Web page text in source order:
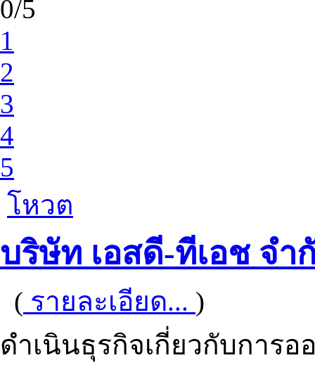
0/5
1
2
3
4
5
โหวต
บริษัท เอสดี-ทีเอช จำ
( รายละเอียด... )
ดำเนินธุรกิจเกี่ยวกับการ